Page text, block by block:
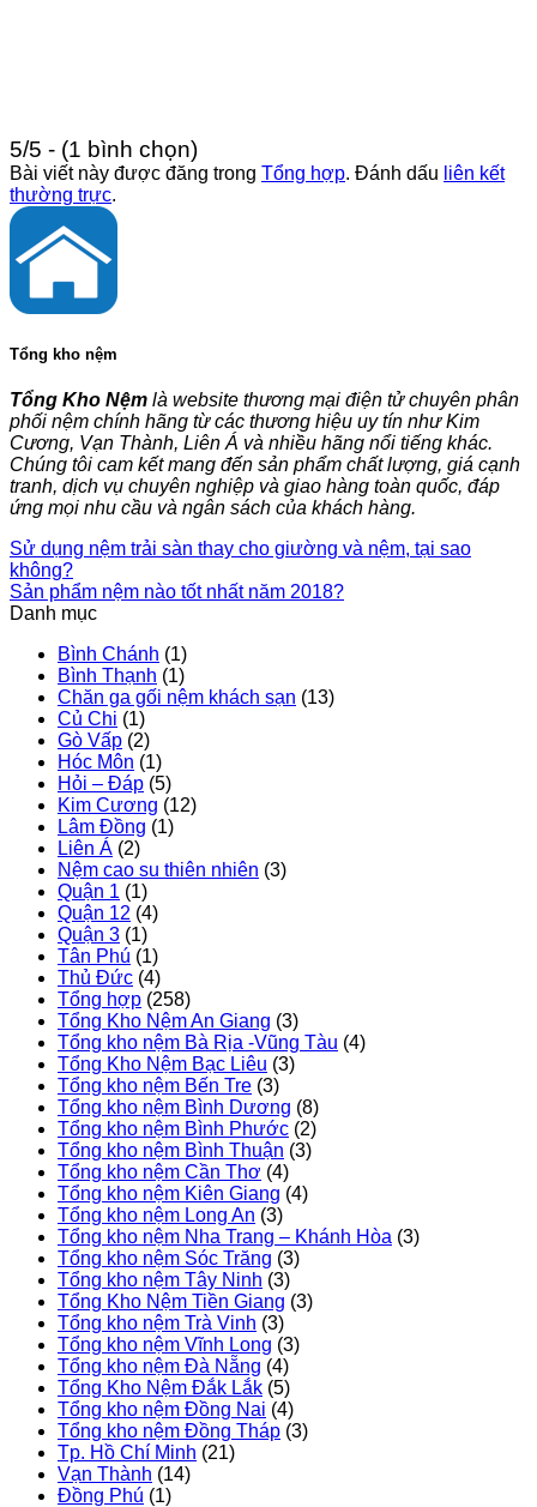
5/5 - (1 bình chọn)
Bài viết này được đăng trong Tổng hợp. Đánh dấu liên kết
thường trực.
Tổng kho nệm
Tổng Kho Nệm là website thương mại điện tử chuyên phân
phối nệm chính hãng từ các thương hiệu uy tín như Kim
Cương, Vạn Thành, Liên Á và nhiều hãng nổi tiếng khác.
Chúng tôi cam kết mang đến sản phẩm chất lượng, giá cạnh
tranh, dịch vụ chuyên nghiệp và giao hàng toàn quốc, đáp
ứng mọi nhu cầu và ngân sách của khách hàng.
Sử dụng nệm trải sàn thay cho giường và nệm, tại sao
không?
Sản phẩm nệm nào tốt nhất năm 2018?
Danh mục
Bình Chánh (1)
Bình Thạnh (1)
Chăn ga gối nệm khách sạn (13)
Củ Chi (1)
Gò Vấp (2)
Hóc Môn (1)
Hỏi – Đáp (5)
Kim Cương (12)
Lâm Đồng (1)
Liên Á (2)
Nệm cao su thiên nhiên (3)
Quận 1 (1)
Quận 12 (4)
Quận 3 (1)
Tân Phú (1)
Thủ Đức (4)
Tổng hợp (258)
Tổng Kho Nệm An Giang (3)
Tổng kho nệm Bà Rịa -Vũng Tàu (4)
Tổng Kho Nệm Bạc Liêu (3)
Tổng kho nệm Bến Tre (3)
Tổng kho nệm Bình Dương (8)
Tổng kho nệm Bình Phước (2)
Tổng kho nệm Bình Thuận (3)
Tổng kho nệm Cần Thơ (4)
Tổng kho nệm Kiên Giang (4)
Tổng kho nệm Long An (3)
Tổng kho nệm Nha Trang – Khánh Hòa (3)
Tổng kho nệm Sóc Trăng (3)
Tổng kho nệm Tây Ninh (3)
Tổng Kho Nệm Tiền Giang (3)
Tổng kho nệm Trà Vinh (3)
Tổng kho nệm Vĩnh Long (3)
Tổng kho nệm Đà Nẵng (4)
Tổng Kho Nệm Đắk Lắk (5)
Tổng kho nệm Đồng Nai (4)
Tổng kho nệm Đồng Tháp (3)
Tp. Hồ Chí Minh (21)
Vạn Thành (14)
Đồng Phú (1)